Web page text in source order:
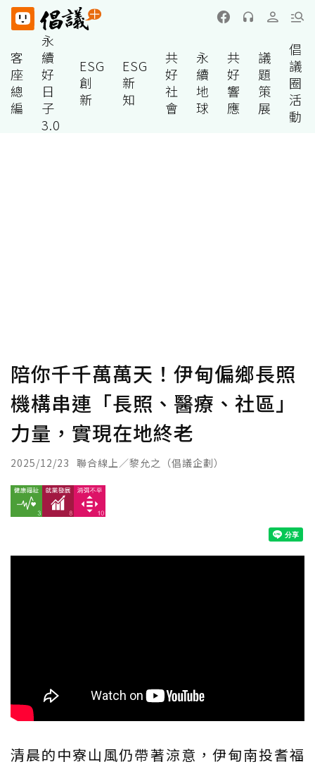
客
座
總
編
永
續
好
日
子
3.0
ESG
創
新
ESG
新
知
共
好
社
會
永
續
地
球
共
好
響
應
議
題
策
展
倡
議
圈
活
動
陪你千千萬萬天！伊甸偏鄉長照
機構串連「長照、醫療、社區」
力量，實現在地終老
2025/12/23 聯合線上／黎允之（倡議企劃）
清晨的中寮山風仍帶著涼意，伊甸南投耆福